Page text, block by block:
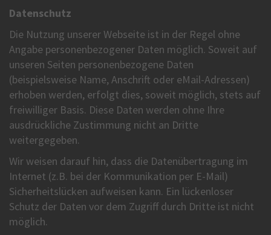
Datenschutz
Die Nutzung unserer Webseite ist in der Regel ohne
Angabe personenbezogener Daten möglich. Soweit auf
unseren Seiten personenbezogene Daten
(beispielsweise Name, Anschrift oder eMail-Adressen)
erhoben werden, erfolgt dies, soweit möglich, stets auf
freiwilliger Basis. Diese Daten werden ohne Ihre
ausdrückliche Zustimmung nicht an Dritte
weitergegeben.
Wir weisen darauf hin, dass die Datenübertragung im
Internet (z.B. bei der Kommunikation per E-Mail)
Sicherheitslücken aufweisen kann. Ein lückenloser
Schutz der Daten vor dem Zugriff durch Dritte ist nicht
möglich.